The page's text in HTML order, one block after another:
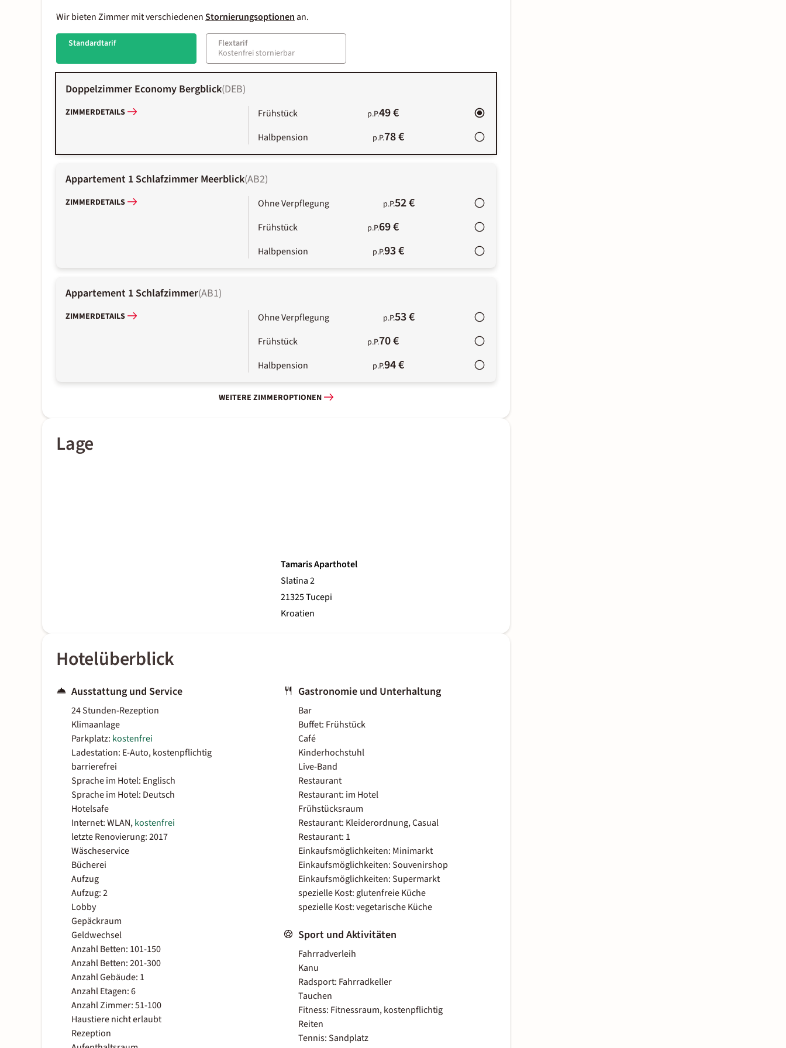
Wir bieten Zimmer mit verschiedenenStornierungsoptionenan.
Standardtarif
Flextarif
Kostenfrei stornierbar
Doppelzimmer Economy Bergblick(DEB)
ZIMMERDETAILS Frühstück p.P.49 €
Halbpension p.P.78 €
Appartement 1 Schlafzimmer Meerblick(AB2)
ZIMMERDETAILS Ohne Verpflegung p.P.52 €
Frühstück p.P.69 €
Halbpension p.P.93 €
Appartement 1 Schlafzimmer(AB1)
ZIMMERDETAILS Ohne Verpflegung p.P.53 €
Frühstück p.P.70 €
Halbpension p.P.94 €
WEITERE ZIMMEROPTIONEN
Lage
Tamaris Aparthotel
Slatina 2
21325 Tucepi
Kroatien
Hotelüberblick
Ausstattung und Service
24 Stunden-Rezeption
Klimaanlage
Parkplatz: kostenfrei
Ladestation: E-Auto, kostenpflichtig
barrierefrei
Sprache im Hotel: Englisch
Sprache im Hotel: Deutsch
Hotelsafe
Internet: WLAN,kostenfrei
letzte Renovierung: 2017
Wäscheservice
Bücherei
Aufzug
Aufzug: 2
Lobby
Gepäckraum
Geldwechsel
Anzahl Betten: 101-150
Anzahl Betten: 201-300
Anzahl Gebäude: 1
Anzahl Etagen: 6
Anzahl Zimmer: 51-100
Haustiere nicht erlaubt
Rezeption
Gastronomie und Unterhaltung
Bar
Buffet: Frühstück
Café
Kinderhochstuhl
Live-Band
Restaurant
Restaurant: im Hotel
Frühstücksraum
Restaurant: Kleiderordnung, Casual
Restaurant: 1
Einkaufsmöglichkeiten: Minimarkt
Einkaufsmöglichkeiten: Souvenirshop
Einkaufsmöglichkeiten: Supermarkt
spezielle Kost: glutenfreie Küche
spezielle Kost: vegetarische Küche
Sport und Aktivitäten
Fahrradverleih
Kanu
Radsport: Fahrradkeller
Tauchen
Fitness: Fitnessraum, kostenpflichtig
Reiten
Tennis: Sandplatz